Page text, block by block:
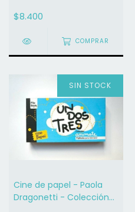
$8.400
COMPRAR
SIN STOCK
Cine de papel - Paola
Dragonetti - Colección